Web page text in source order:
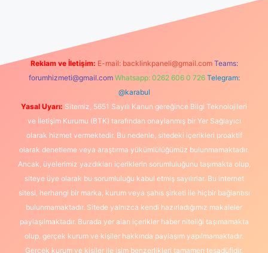
Reklam ve İletişim: E-mail: backlinkpaneli@gmail.com Teams:
forumhizmeti@gmail.com Whatsapp: 0262 606 0 726 Telegram:
@karabul
Yasal Uyarı: Sitemiz, 5651 Sayılı Kanun gereğince Bilgi Teknolojileri
ve İletişim Kurumu (BTK) tarafından onaylanmış bir Yer Sağlayıcı
olarak hizmet vermektedir. Bu nedenle, sitedeki içerikleri proaktif
olarak denetleme veya araştırma yükümlülüğümüz bulunmamaktadır.
Ancak, üyelerimiz yazdıkları içeriklerin sorumluluğunu taşımakta olup,
siteye üye olarak bu sorumluluğu kabul etmiş sayılırlar. Bu internet
sitesi, herhangi bir marka, kurum veya şahıs şirketi ile hiçbir bağlantısı
bulunmamaktadır. Sitede yalnızca kendi hazırladığımız makaleler
paylaşılmaktadır. Burada yer alan içerikler haber niteliği taşımamakta
olup, gerçek kurum ve kişiler hakkında paylaşım yapılmamaktadır.
Gerçek kurum ve kişiler ile isim benzerlikleri tamamen tesadüfidir.